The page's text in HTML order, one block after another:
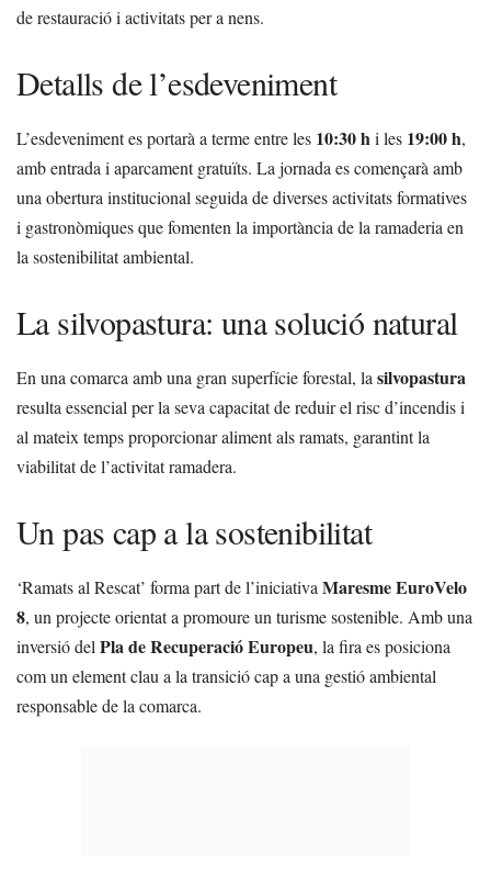
de restauració i activitats per a nens.
Detalls de l’esdeveniment
L’esdeveniment es portarà a terme entre les 10:30 h i les 19:00 h,
amb entrada i aparcament gratuïts. La jornada es començarà amb
una obertura institucional seguida de diverses activitats formatives
i gastronòmiques que fomenten la importància de la ramaderia en
la sostenibilitat ambiental.
La silvopastura: una solució natural
En una comarca amb una gran superfície forestal, la silvopastura
resulta essencial per la seva capacitat de reduir el risc d’incendis i
al mateix temps proporcionar aliment als ramats, garantint la
viabilitat de l’activitat ramadera.
Un pas cap a la sostenibilitat
‘Ramats al Rescat’ forma part de l’iniciativa Maresme EuroVelo
8, un projecte orientat a promoure un turisme sostenible. Amb una
inversió del Pla de Recuperació Europeu, la fira es posiciona
com un element clau a la transició cap a una gestió ambiental
responsable de la comarca.